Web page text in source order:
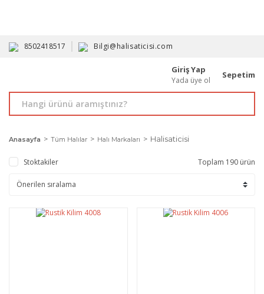
8502418517 Bilgi@halisaticisi.com
Giriş Yap
Yada üye ol
Sepetim
Anasayfa Tüm Halılar Halı Markaları Halisaticisi
Stoktakiler Toplam 190 ürün